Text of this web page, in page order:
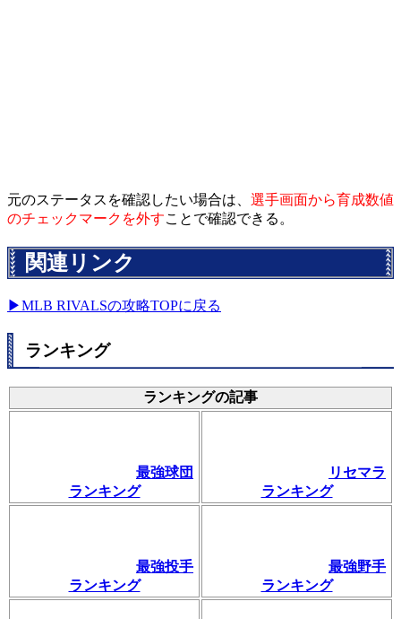
元のステータスを確認したい場合は、 選手画面から育成数値
のチェックマークを外すことで確認できる。
関連リンク
▶MLB RIVALSの攻略TOPに戻る
ランキング
ランキングの記事
最強球団
ランキング
リセマラ
ランキング
最強投手
ランキング
最強野手
ランキング